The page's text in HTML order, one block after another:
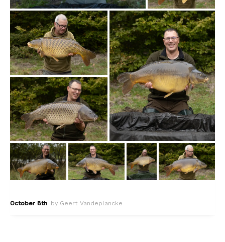
October 8th by Geert Vandeplancke